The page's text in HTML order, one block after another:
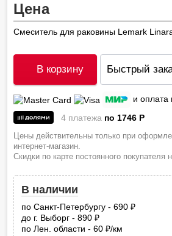
Цена
Смеситель для раковины Lemark
В корзину Быстрый
и
4 платежа по 1746 P
Цены действительны только при
интернет-магазин.
Скидки по карте постоянного покупателя
В наличии
по Санкт-Петербургу - 690
до г. Выборг - 890
по Лен. области - 60
руб.
/км